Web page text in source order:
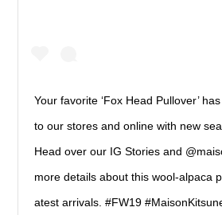
Your favorite ‘Fox Head Pullover’
to our stores and online with new
Head over our IG Stories and
more details about this wool-alpaca
atest arrivals. #FW19